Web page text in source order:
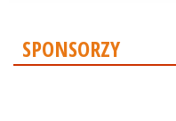
SPONSORZY